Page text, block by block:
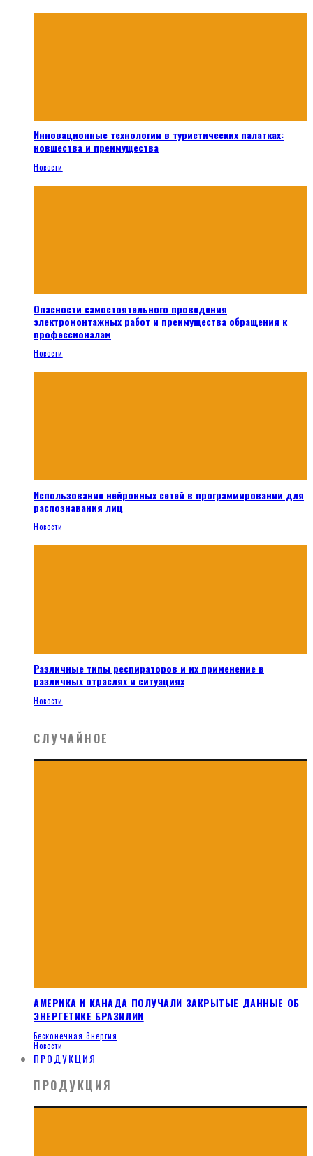
Инновационные технологии в туристических палатках:
новшества и преимущества
Новости
Опасности самостоятельного проведения
электромонтажных работ и преимущества обращения к
профессионалам
Новости
Использование нейронных сетей в программировании для
распознавания лиц
Новости
Различные типы респираторов и их применение в
различных отраслях и ситуациях
Новости
СЛУЧАЙНОЕ
АМЕРИКА И КАНАДА ПОЛУЧАЛИ ЗАКРЫТЫЕ ДАННЫЕ ОБ
ЭНЕРГЕТИКЕ БРАЗИЛИИ
Бесконечная Энергия
Новости
ПРОДУКЦИЯ
ПРОДУКЦИЯ